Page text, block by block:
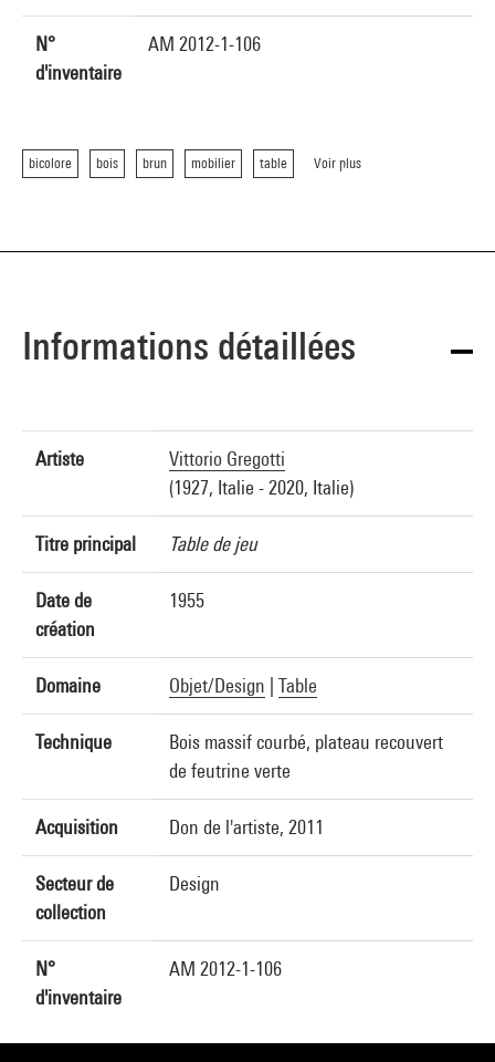
N°
d'inventaire
AM 2012-1-106
bicolore bois brun mobilier table Voir plus
Informations détaillées
Artiste
Vittorio Gregotti
(1927, Italie - 2020, Italie)
Titre principal Table de jeu
Date de
création
1955
Domaine Objet/Design Table
Technique
Bois massif courbé, plateau recouvert
de feutrine verte
Acquisition Don de l'artiste, 2011
Secteur de
collection
Design
N°
d'inventaire
AM 2012-1-106